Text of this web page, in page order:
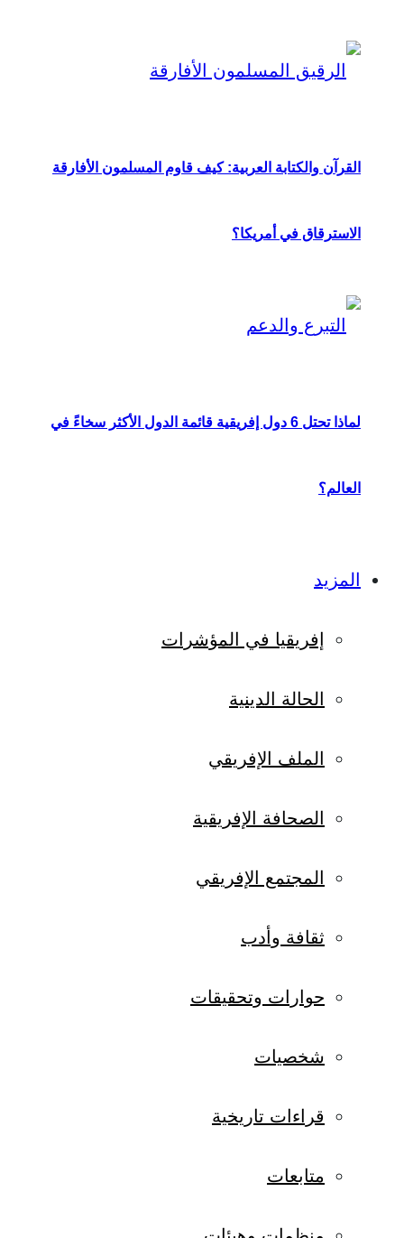
القرآن والكتابة العربية: كيف قاوم المسلمون الأفارقة
الاسترقاق في أمريكا؟
لماذا تحتل 6 دول إفريقية قائمة الدول الأكثر سخاءً في
العالم؟
المزيد
إفريقيا في المؤشرات
الحالة الدينية
الملف الإفريقي
الصحافة الإفريقية
المجتمع الإفريقي
ثقافة وأدب
حوارات وتحقيقات
شخصيات
قراءات تاريخية
متابعات